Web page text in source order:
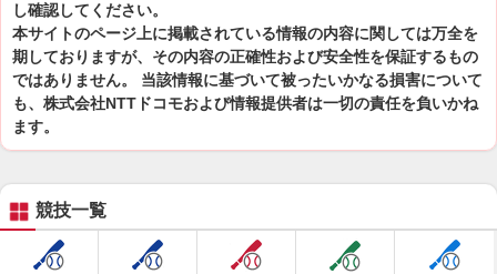
し確認してください。
本サイトのページ上に掲載されている情報の内容に関しては万全を
期しておりますが、その内容の正確性および安全性を保証するもの
ではありません。 当該情報に基づいて被ったいかなる損害について
も、株式会社NTTドコモおよび情報提供者は一切の責任を負いかね
ます。
競技一覧